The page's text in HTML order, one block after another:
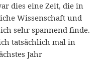
dies eine Zeit, die in
Wissenschaft und
sehr spannend finde.
tatsächlich mal in
Jahr